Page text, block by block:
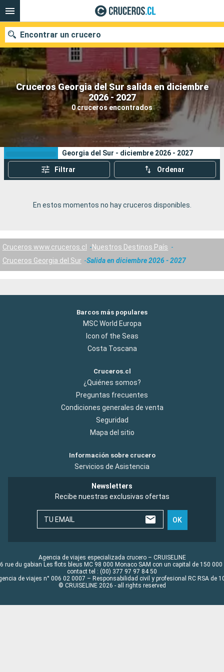
Cruceros Georgia del Sur salida en diciembre
2026 - 2027
0 cruceros encontrados
Encontrar un crucero
Nuestros destinos
Fecha de salida
Puertos Compañías
Buscar
Sus criterios de búsqueda:
Georgia del Sur - diciembre 2026 - 2027
Filtrar Ordenar
En estos momentos no hay cruceros disponibles.
Cruceros www.cruceros.cl
Nuestros Destinos País
Cruceros Georgia del Sur
Salida en diciembre 2026 - 2027
Barcos más populares
MSC World Europa
Icon of the Seas
Costa Toscana
Cruceros.cl
¿Quiénes somos?
Preguntas frecuentes
Condiciones generales de venta
Seguridad
Mapa del sitio
Información sobre crucero
Servicios de Asistencia
Newsletters
Recibe nuestras exclusivas ofertas
TU EMAIL OK
Agencia de viajes especializada crucero – CRUISELINE
rue du gabian Les flots bleus MC 98 000 Monaco SAM con un capital de 150 000
contact tel : (00) 377 97 97 84 50
de viajes n° 006 02 0007 – Responsabilidad civil y profesional RC RSA de
© CRUISELINE 2026 - all rights reserved